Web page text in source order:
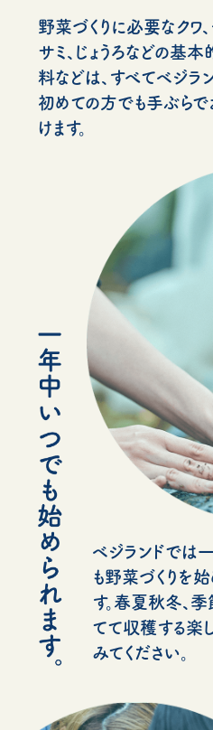
野菜づくりに必要なクワ
サミ、じょうろなどの基
料などは、すべてベジラ
初めての方でも手ぶら
けます。
ベジランドでは
も野菜づくりを
す。春夏秋冬、
てて収穫する楽
みてください。